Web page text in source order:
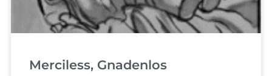
Merciless, Gnadenlos